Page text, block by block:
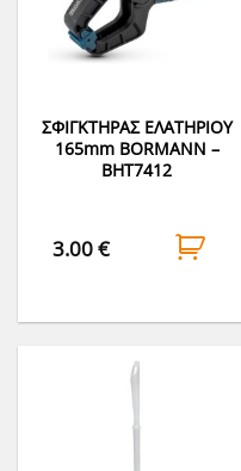
ΣΦΙΓΚΤΗΡΑΣ ΕΛΑΤΗΡΙΟΥ
165mm BORMANN –
BHT7412
3.00€